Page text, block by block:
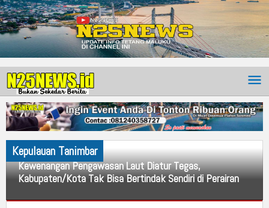
Kewenangan Pengawasan Laut Diatur Tegas,
Kabupaten/Kota Tak Bisa Bertindak Sendiri di Perairan
Kepulauan Tanimbar